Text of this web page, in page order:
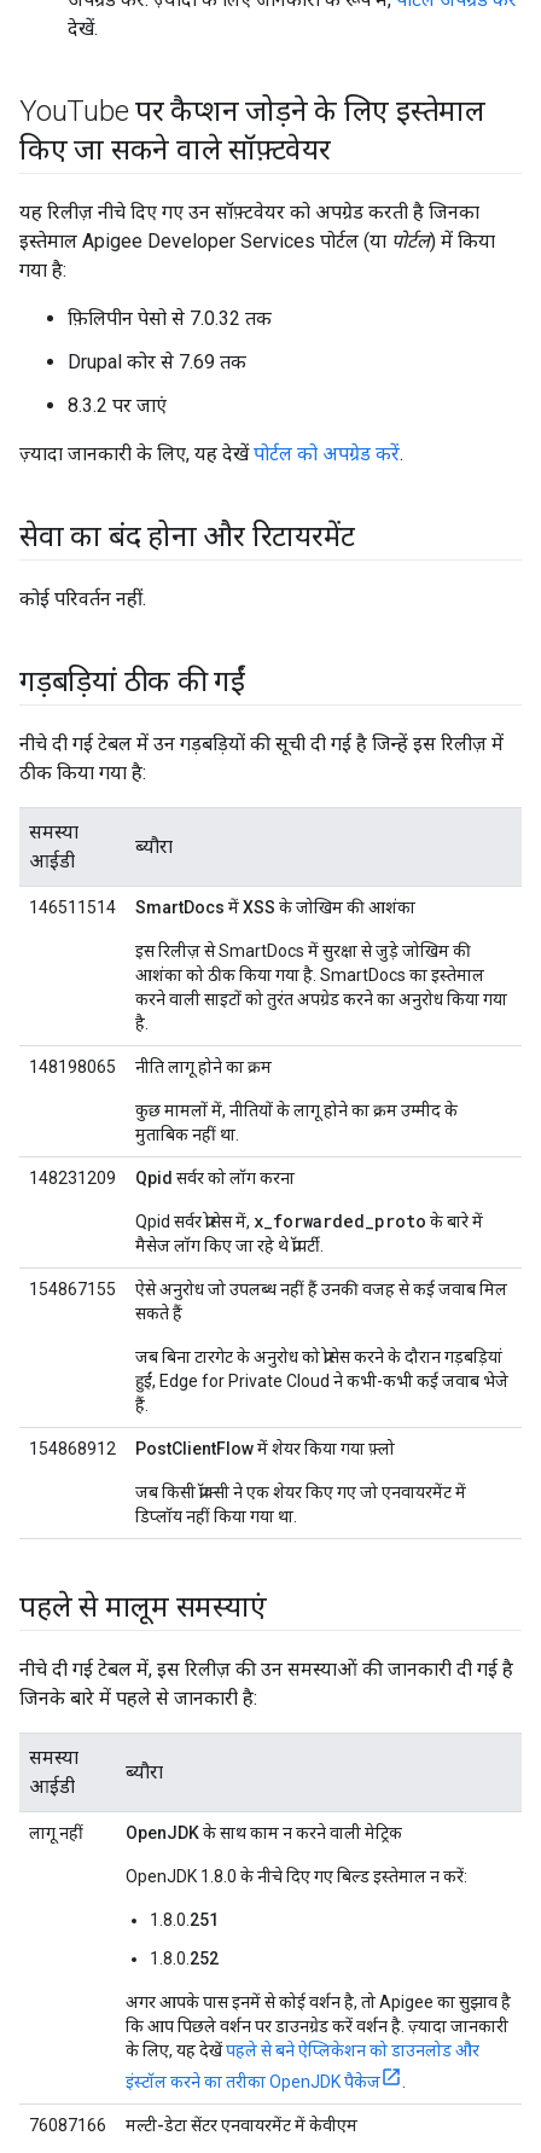
देखें.
YouTube पर कैप्शन जोड़ने के लिए इस्तेमाल
किए जा सकने वाले सॉफ़्टवेयर
यह रिलीज़ नीचे दिए गए उन सॉफ़्टवेयर को अपग्रेड करती है जिनका
इस्तेमाल Apigee Developer Services पोर्टल (या पोर्टल) में किया
गया है:
फ़िलिपीन पेसो से 7.0.32 तक
Drupal कोर से 7.69 तक
8.3.2 पर जाएं
ज़्यादा जानकारी के लिए, यह देखेंपोर्टल को अपग्रेड करें.
सेवा का बंद होना और रिटायरमेंट
कोई परिवर्तन नहीं.
गड़बड़ियां ठीक की गईं
नीचे दी गई टेबल में उन गड़बड़ियों की सूची दी गई है जिन्हें इस रिलीज़ में
ठीक किया गया है:
समस्या
आईडी
ब्यौरा
146511514 SmartDocs में XSS के जोखिम की आशंका
इस रिलीज़ से SmartDocs में सुरक्षा से जुड़े जोखिम की
आशंका को ठीक किया गया है. SmartDocs का इस्तेमाल
करने वाली साइटों को तुरंत अपग्रेड करने का अनुरोध किया गया
है.
148198065 नीति लागू होने का क्रम
कुछ मामलों में, नीतियों के लागू होने का क्रम उम्मीद के
मुताबिक नहीं था.
148231209 Qpid सर्वर को लॉग करना
Qpid सर्वर प्रोसेस में, x_forwarded_proto के बारे में
मैसेज लॉग किए जा रहे थे प्रॉपर्टी.
154867155
ऐसे अनुरोध जो उपलब्ध नहीं हैं उनकी वजह से कई जवाब मिल
सकते हैं
जब बिना टारगेट के अनुरोध को प्रोसेस करने के दौरान गड़बड़ियां
हुईं, Edge for Private Cloud ने कभी-कभी कई जवाब भेजे
हैं.
154868912 PostClientFlow में शेयर किया गया फ़्लो
जब किसी प्रॉक्सी ने एक शेयर किए गए जो एनवायरमेंट में
डिप्लॉय नहीं किया गया था.
पहले से मालूम समस्याएं
नीचे दी गई टेबल में, इस रिलीज़ की उन समस्याओं की जानकारी दी गई है
जिनके बारे में पहले से जानकारी है:
समस्या
आईडी
ब्यौरा
लागू नहीं OpenJDK के साथ काम न करने वाली मेट्रिक
OpenJDK 1.8.0 के नीचे दिए गए बिल्ड इस्तेमाल न करें:
1.8.0. 251
1.8.0. 252
अगर आपके पास इनमें से कोई वर्शन है, तो Apigee का सुझाव है
कि आप पिछले वर्शन पर डाउनग्रेड करें वर्शन है. ज़्यादा जानकारी
के लिए, यह देखेंपहले से बने ऐप्लिकेशन को डाउनलोड और
इंस्टॉल करने का तरीका OpenJDK पैकेज
76087166 मल्टी-डेटा सेंटर एनवायरमेंट में केवीएम